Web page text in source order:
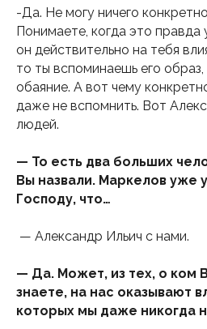
-Да. Не могу ничего
Понимаете, когда это правда
он действительно на тебя
то ты вспоминаешь его образ,
обаяние. А вот чему
даже не вспомнить. Вот
людей.
— То есть два больших
Вы назвали. Маркелов уже
Господу, что…
— Александр Ильич с нами.
— Да. Может, из тех, о ком
знаете, на нас оказывают
которых мы даже никогда